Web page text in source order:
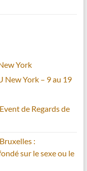
York
New York – 9 au 19
de Regards de
:
sur le sexe ou le